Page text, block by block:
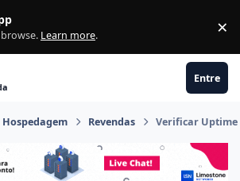
Learn more. ×
Entre
Hospedagem Revendas Verificar Uptime